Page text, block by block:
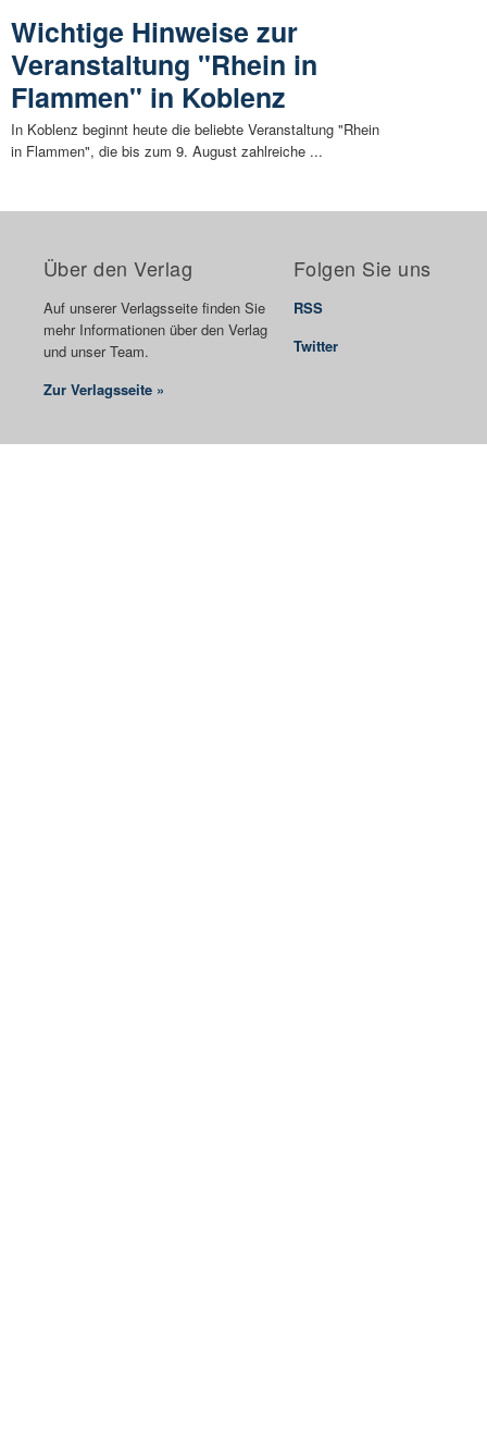
Wichtige Hinweise zur
Veranstaltung "Rhein in
Flammen" in Koblenz
In Koblenz beginnt heute die beliebte Veranstaltung "Rhein
in Flammen", die bis zum 9. August zahlreiche ...
Über den Verlag
Auf unserer Verlagsseite finden Sie
mehr Informationen über den Verlag
und unser Team.
Zur Verlagsseite »
Folgen Sie uns
RSS
Twitter